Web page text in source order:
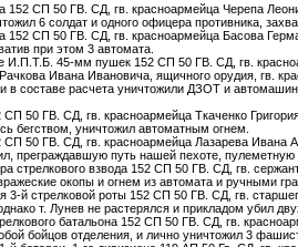
152 СП 50 ГВ. СД, гв. красноармейца Черепа
6 солдат и одного офицера противника,
152 СП 50 ГВ. СД, гв. красноармейца Басова
при этом 3 автомата.
И.П.Т.Б. 45-мм пушек 152 СП 50 ГВ. СД, гв.
Ивана Ивановича, ящичного орудия, гв.
в составе расчета уничтожили ДЗОТ и
50 ГВ. СД, гв. красноармейца Ткаченко
бегством, уничтожил автоматным огнем.
50 ГВ. СД, гв. красноармейца Лазарева
преграждавшую путь нашей пехоте,
стрелкового взвода 152 СП 50 ГВ. СД, гв.
окопы и огнем из автомата и ручными
3-й стрелковой роты 152 СП 50 ГВ. СД, гв.
т. Лунев не растерялся и прикладом убил
батальона 152 СП 50 ГВ. СД, гв.
бойцов отделения, и лично уничтожил 3